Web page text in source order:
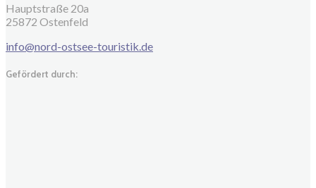
Hauptstraße 20a
25872 Ostenfeld
info@nord-ostsee-touristik.de
Gefördert durch: